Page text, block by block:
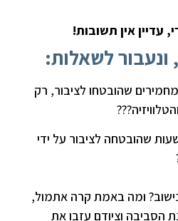
עדיין אין תשובות!
ונעבור לשאלות:
שהובטחו לציבור, רק
ההתראה בת 48 שעות שהובטחה לציבור על ידי
ומה באמת קרה אתמול,
וציודם עזבו את